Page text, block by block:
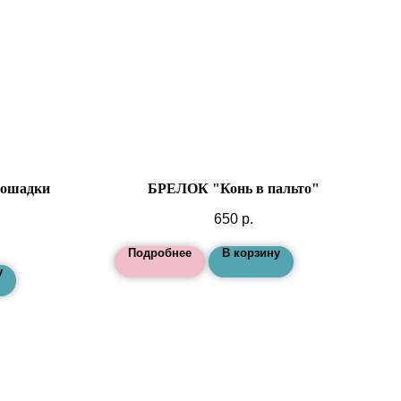
БРЕЛОК "Конь в пальто"
650 р.
Подробнее В корзину